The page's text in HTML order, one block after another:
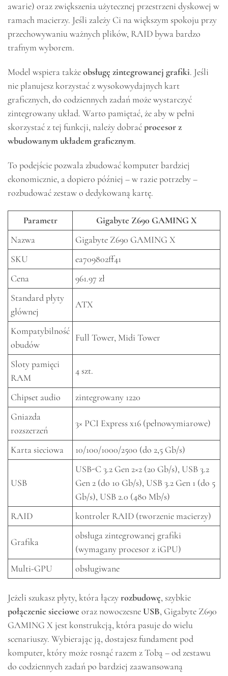
awarie) oraz zwiększenia użytecznej przestrzeni dyskowej w
ramach macierzy. Jeśli zależy Ci na większym spokoju przy
przechowywaniu ważnych plików, RAID bywa bardzo
trafnym wyborem.
Model wspiera takżeobsługę zintegrowanej grafiki. Jeśli
nie planujesz korzystać z wysokowydajnych kart
graficznych, do codziennych zadań może wystarczyć
zintegrowany układ. Warto pamiętać, że aby w pełni
skorzystać z tej funkcji, należy dobraćprocesor z
wbudowanym układem graficznym.
To podejście pozwala zbudować komputer bardziej
ekonomicznie, a dopiero później – w razie potrzeby –
rozbudować zestaw o dedykowaną kartę.
Parametr
Gigabyte Z690 GAMING X
Nazwa
Gigabyte Z690 GAMING X
SKU
ea709802ff41
Cena
961.97 zł
Standard płyty
głównej
ATX
Kompatybilność
obudów
Full Tower, Midi Tower
Sloty pamięci
RAM
4 szt.
Chipset audio
zintegrowany 1220
Gniazda
rozszerzeń
3× PCI Express x16 (pełnowymiarowe)
Karta sieciowa 10/100/1000/2500 (do 2,5 Gb/s)
USB
USB-C 3.2 Gen 2×2 (20 Gb/s), USB 3.2
Gen 2 (do 10 Gb/s), USB 3.2 Gen 1 (do 5
Gb/s), USB 2.0 (480 Mb/s)
RAID
kontroler RAID (tworzenie macierzy)
Grafika
obsługa zintegrowanej grafiki
(wymagany procesor z iGPU)
Multi-GPU
obsługiwane
Jeżeli szukasz płyty, która łączyrozbudowę, szybkie
połączenie sieciowe oraz nowoczesne USB, Gigabyte Z690
GAMING X jest konstrukcją, która pasuje do wielu
scenariuszy. Wybierając ją, dostajesz fundament pod
komputer, który może rosnąć razem z Tobą – od zestawu
do codziennych zadań po bardziej zaawansowaną